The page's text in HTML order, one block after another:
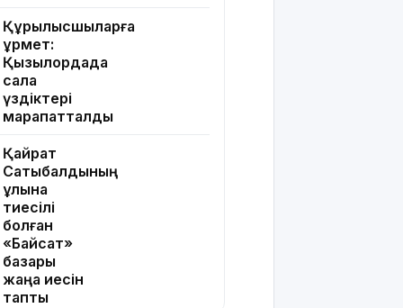
Құрылысшыларға
құрмет:
Қызылордада
сала
үздіктері
марапатталды
Қайрат
Сатыбалдының
ұлына
тиесілі
болған
«Байсат»
базары
жаңа иесін
тапты